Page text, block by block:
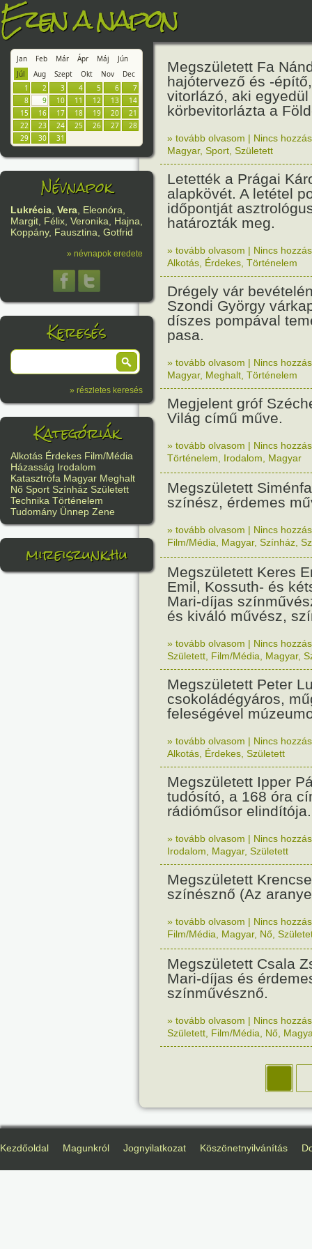
Ezen a napon
Jan Feb Már Ápr Máj
Jún
Júl
Aug Szept Okt Nov
Dec
1
2 3 4 5 6
7
8
9 10 11 12 13
14
15
16 17 18 19 20
21
22
23 24 25 26 27
28
29
30 31
Névnapok
Lukrécia, Vera, Eleonóra,
Margit, Félix, Veronika, Hajna,
Koppány, Fausztina, Gotfrid
» névnapok eredete
Keresés
» részletes keresés
Kategóriák
Alkotás Érdekes Film/Média
Házasság Irodalom
Katasztrófa Magyar Meghalt
Nő Sport Színház Született
Technika Történelem
Tudomány Ünnep Zene
mireiszunk.hu
Megszületett Fa
hajótervező és -
vitorlázó, aki egyedül
körbevitorlázta a
» tovább olvasom | Nincs
Magyar, Sport Született
Letették a Prágai
alapkövét. A letétel
időpontját
határozták meg.
» tovább olvasom | Nincs
Alkotás Érdekes Történelem
Drégely vár
Szondi György
díszes pompával
pasa.
» tovább olvasom | Nincs
Magyar, Meghalt Történelem
Megjelent gróf
Világ című műve.
» tovább olvasom | Nincs
Történelem
Irodalom Magyar
Megszületett
színész, érdemes
» tovább olvasom | Nincs
Film/Média
Magyar, Színház
Megszületett Keres
Emil, Kossuth- és
Mari-díjas
és kiváló művész,
» tovább olvasom | Nincs
Született Film/Média Magyar,
Megszületett Peter
csokoládégyáros,
feleségével
» tovább olvasom | Nincs
Alkotás Érdekes Született
Megszületett Ipper
tudósító, a 168 óra
rádióműsor elindítója.
» tovább olvasom | Nincs
Irodalom
Magyar, Született
Megszületett
színésznő (Az
» tovább olvasom | Nincs
Film/Média
Magyar, Nő
Megszületett Csala
Mari-díjas és
színművésznő.
» tovább olvasom | Nincs
Született Film/Média Nő
Kezdőoldal Magunkról Jognyilatkozat Köszönetnyilvánítás